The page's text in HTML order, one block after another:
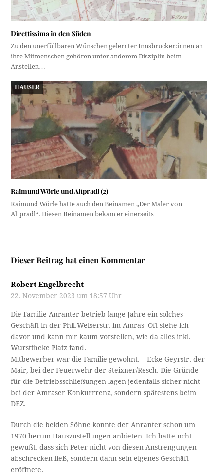
Direttissima in den Süden
Zu den unerfüllbaren Wünschen gelernter Innsbrucker:innen an
ihre Mitmenschen gehören unter anderem Disziplin beim
Anstellen…
HÄUSER
Raimund Wörle und Altpradl (2)
Raimund Wörle hatte auch den Beinamen „Der Maler von
Altpradl“. Diesen Beinamen bekam er einerseits…
Dieser Beitrag hat einen Kommentar
Robert Engelbrecht
22. November 2023 um 18:57 Uhr
Die Familie Anranter betrieb lange Jahre ein solches
Geschäft in der Phil.Welserstr. im Amras. Oft stehe ich
davor und kann mir kaum vorstellen, wie da alles inkl.
Wursttheke Platz fand.
Mitbewerber war die Familie gewohnt, – Ecke Geyrstr. der
Mair, bei der Feuerwehr der Steixner/Resch. Die Gründe
für die Betriebsschließungen lagen jedenfalls sicher nicht
bei der Amraser Konkurrrenz, sondern spätestens beim
DEZ.
Durch die beiden Söhne konnte der Anranter schon um
1970 herum Hauszustellungen anbieten. Ich hatte ncht
gewußt, dass sich Peter nicht von diesen Anstrengungen
abschrecken ließ, sondern dann sein eigenes Geschäft
eröffnete.